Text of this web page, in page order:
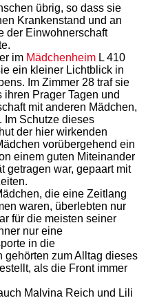
übrig, so dass sie
Krankenstand und an
der Einwohnerschaft
im Mädchenheim L 410
ein kleiner Lichtblick in
Im Zimmer 28 traf sie
Prager Tagen und
mit anderen Mädchen,
Im Schutze dieses
der hier wirkenden
vorübergehend ein
einem guten Miteinander
getragen war, gepaart mit
die eine Zeitlang
waren, überlebten nur
für die meisten seiner
nur eine
in die
gehörten zum Alltag dieses
als die Front immer
Malvina Reich und Lili